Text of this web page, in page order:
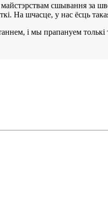
сшывання за
На шчасце, у нас ёсць
і мы прапануем